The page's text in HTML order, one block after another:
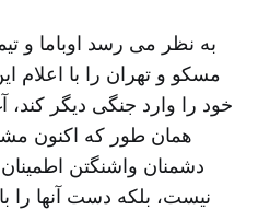
به نظر می رسد اوباما و
مسکو و تهران را با اعلام
خود را وارد جنگی دیگر کند،
همان طور که اکنون
دشمنان واشنگتن
نیست، بلکه دست آنها را